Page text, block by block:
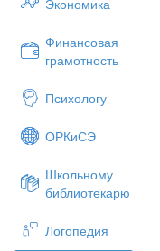
Экономика
Финансовая
грамотность
Психологу
ОРКиСЭ
Школьному
библиотекарю
Логопедия